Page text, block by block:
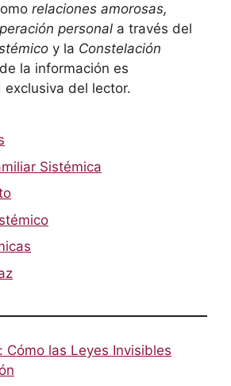
relaciones amorosas,
personal a través del
y la Constelación
la información es
del lector.
Sistémica
Cómo las Leyes Invisibles